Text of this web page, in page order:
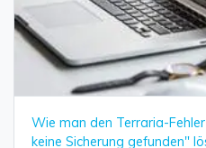
Wie man den Terraria-
keine Sicherung gefunden"